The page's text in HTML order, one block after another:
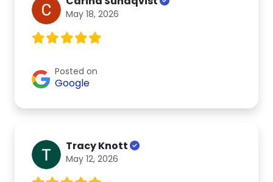
May 18, 2026
Posted on
Google
Tracy Knott
May 12, 2026